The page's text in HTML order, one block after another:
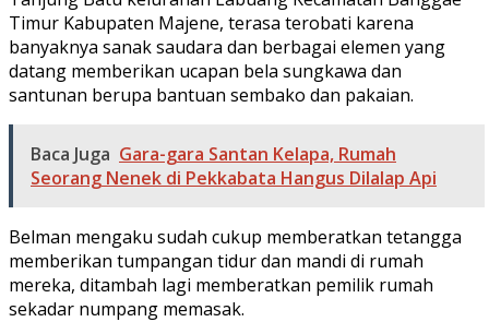
Timur Kabupaten Majene, terasa terobati karena
banyaknya sanak saudara dan berbagai elemen yang
datang memberikan ucapan bela sungkawa dan
santunan berupa bantuan sembako dan pakaian.
Baca Juga Gara-gara Santan Kelapa, Rumah
Seorang Nenek di Pekkabata Hangus Dilalap Api
Belman mengaku sudah cukup memberatkan tetangga
memberikan tumpangan tidur dan mandi di rumah
mereka, ditambah lagi memberatkan pemilik rumah
sekadar numpang memasak.